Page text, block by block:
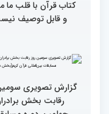
گزارش تصویری
المللی قرآن
اول)